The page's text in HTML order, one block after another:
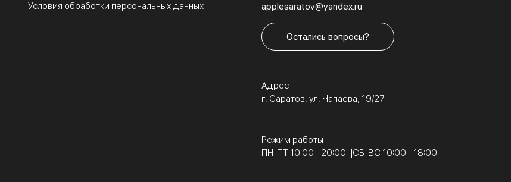
Условия обработки персональных данных
applesaratov@yandex.ru
Остались вопросы?
Адрес
г. Саратов, ул. Чапаева, 19/27
Режим работы
ПН-ПТ 10:00 - 20:00
СБ-ВС 10:00 - 18:00